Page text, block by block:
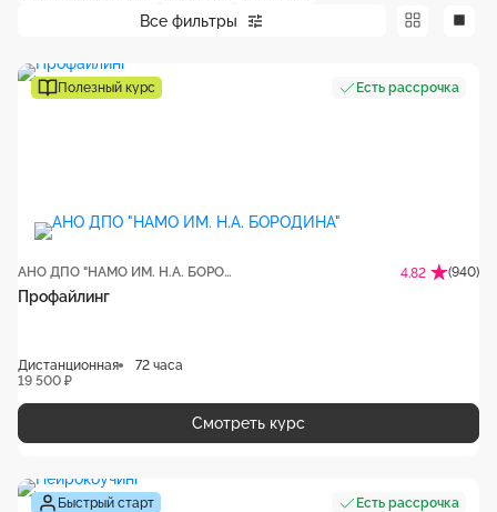
Все фильтры
Полезный курс Есть рассрочка
АНО ДПО "НАМО ИМ. Н.А. БОРОДИНА" 4.82 (940)
Профайлинг
Дистанционная
72 часа
19 500 ₽
Смотреть курс
Быстрый старт Есть рассрочка